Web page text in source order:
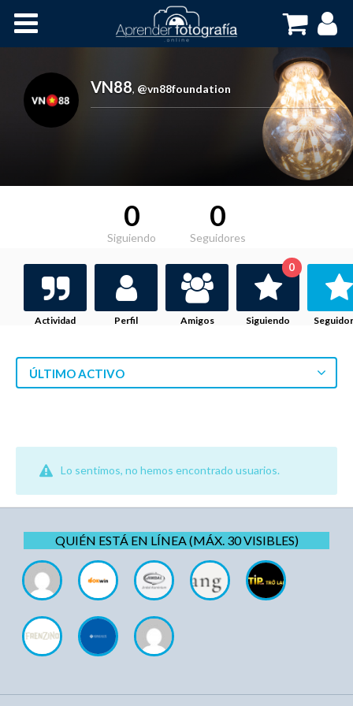
Cursos OnLine
VN88, @vn88foundation
0
Siguiendo
0
Seguidores
Actividad Perfil Amigos Siguiendo
0
ÚLTIMO ACTIVO
Lo sentimos, no hemos encontrado usuarios.
QUIÉN ESTÁ EN LÍNEA (MÁX. 30 VISIBLES)